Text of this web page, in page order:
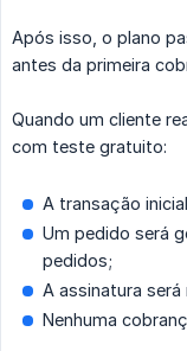
Após isso, o plano
antes da primeira
Quando um cliente
com teste gratuito:
A transação
Um pedido será
pedidos;
A assinatura
Nenhuma